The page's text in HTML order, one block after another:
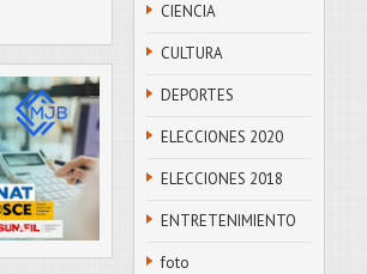
CIENCIA
CULTURA
DEPORTES
ELECCIONES 2020
ELECCIONES 2018
ENTRETENIMIENTO
foto